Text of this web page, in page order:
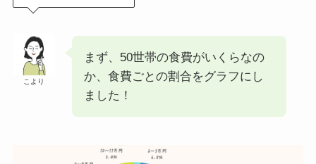
こより
まず、50世帯の食費がいくらなの
か、食費ごとの割合をグラフにし
ました！